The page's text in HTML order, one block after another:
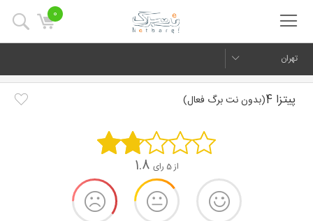
0
تهران
پیتزا 4 (بدون نت برگ فعال)
از 5 رای 1.8